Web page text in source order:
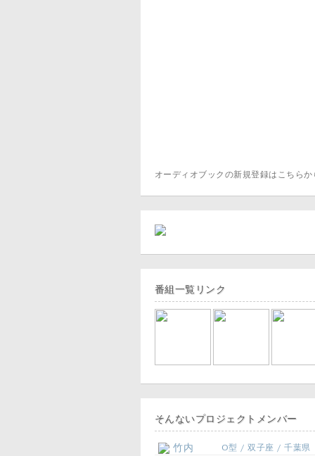
オーディオブックの新規登録はこちら
番組一覧リンク
そんないプロジェクトメンバー
竹内 O型 / 双子座 / 千葉県